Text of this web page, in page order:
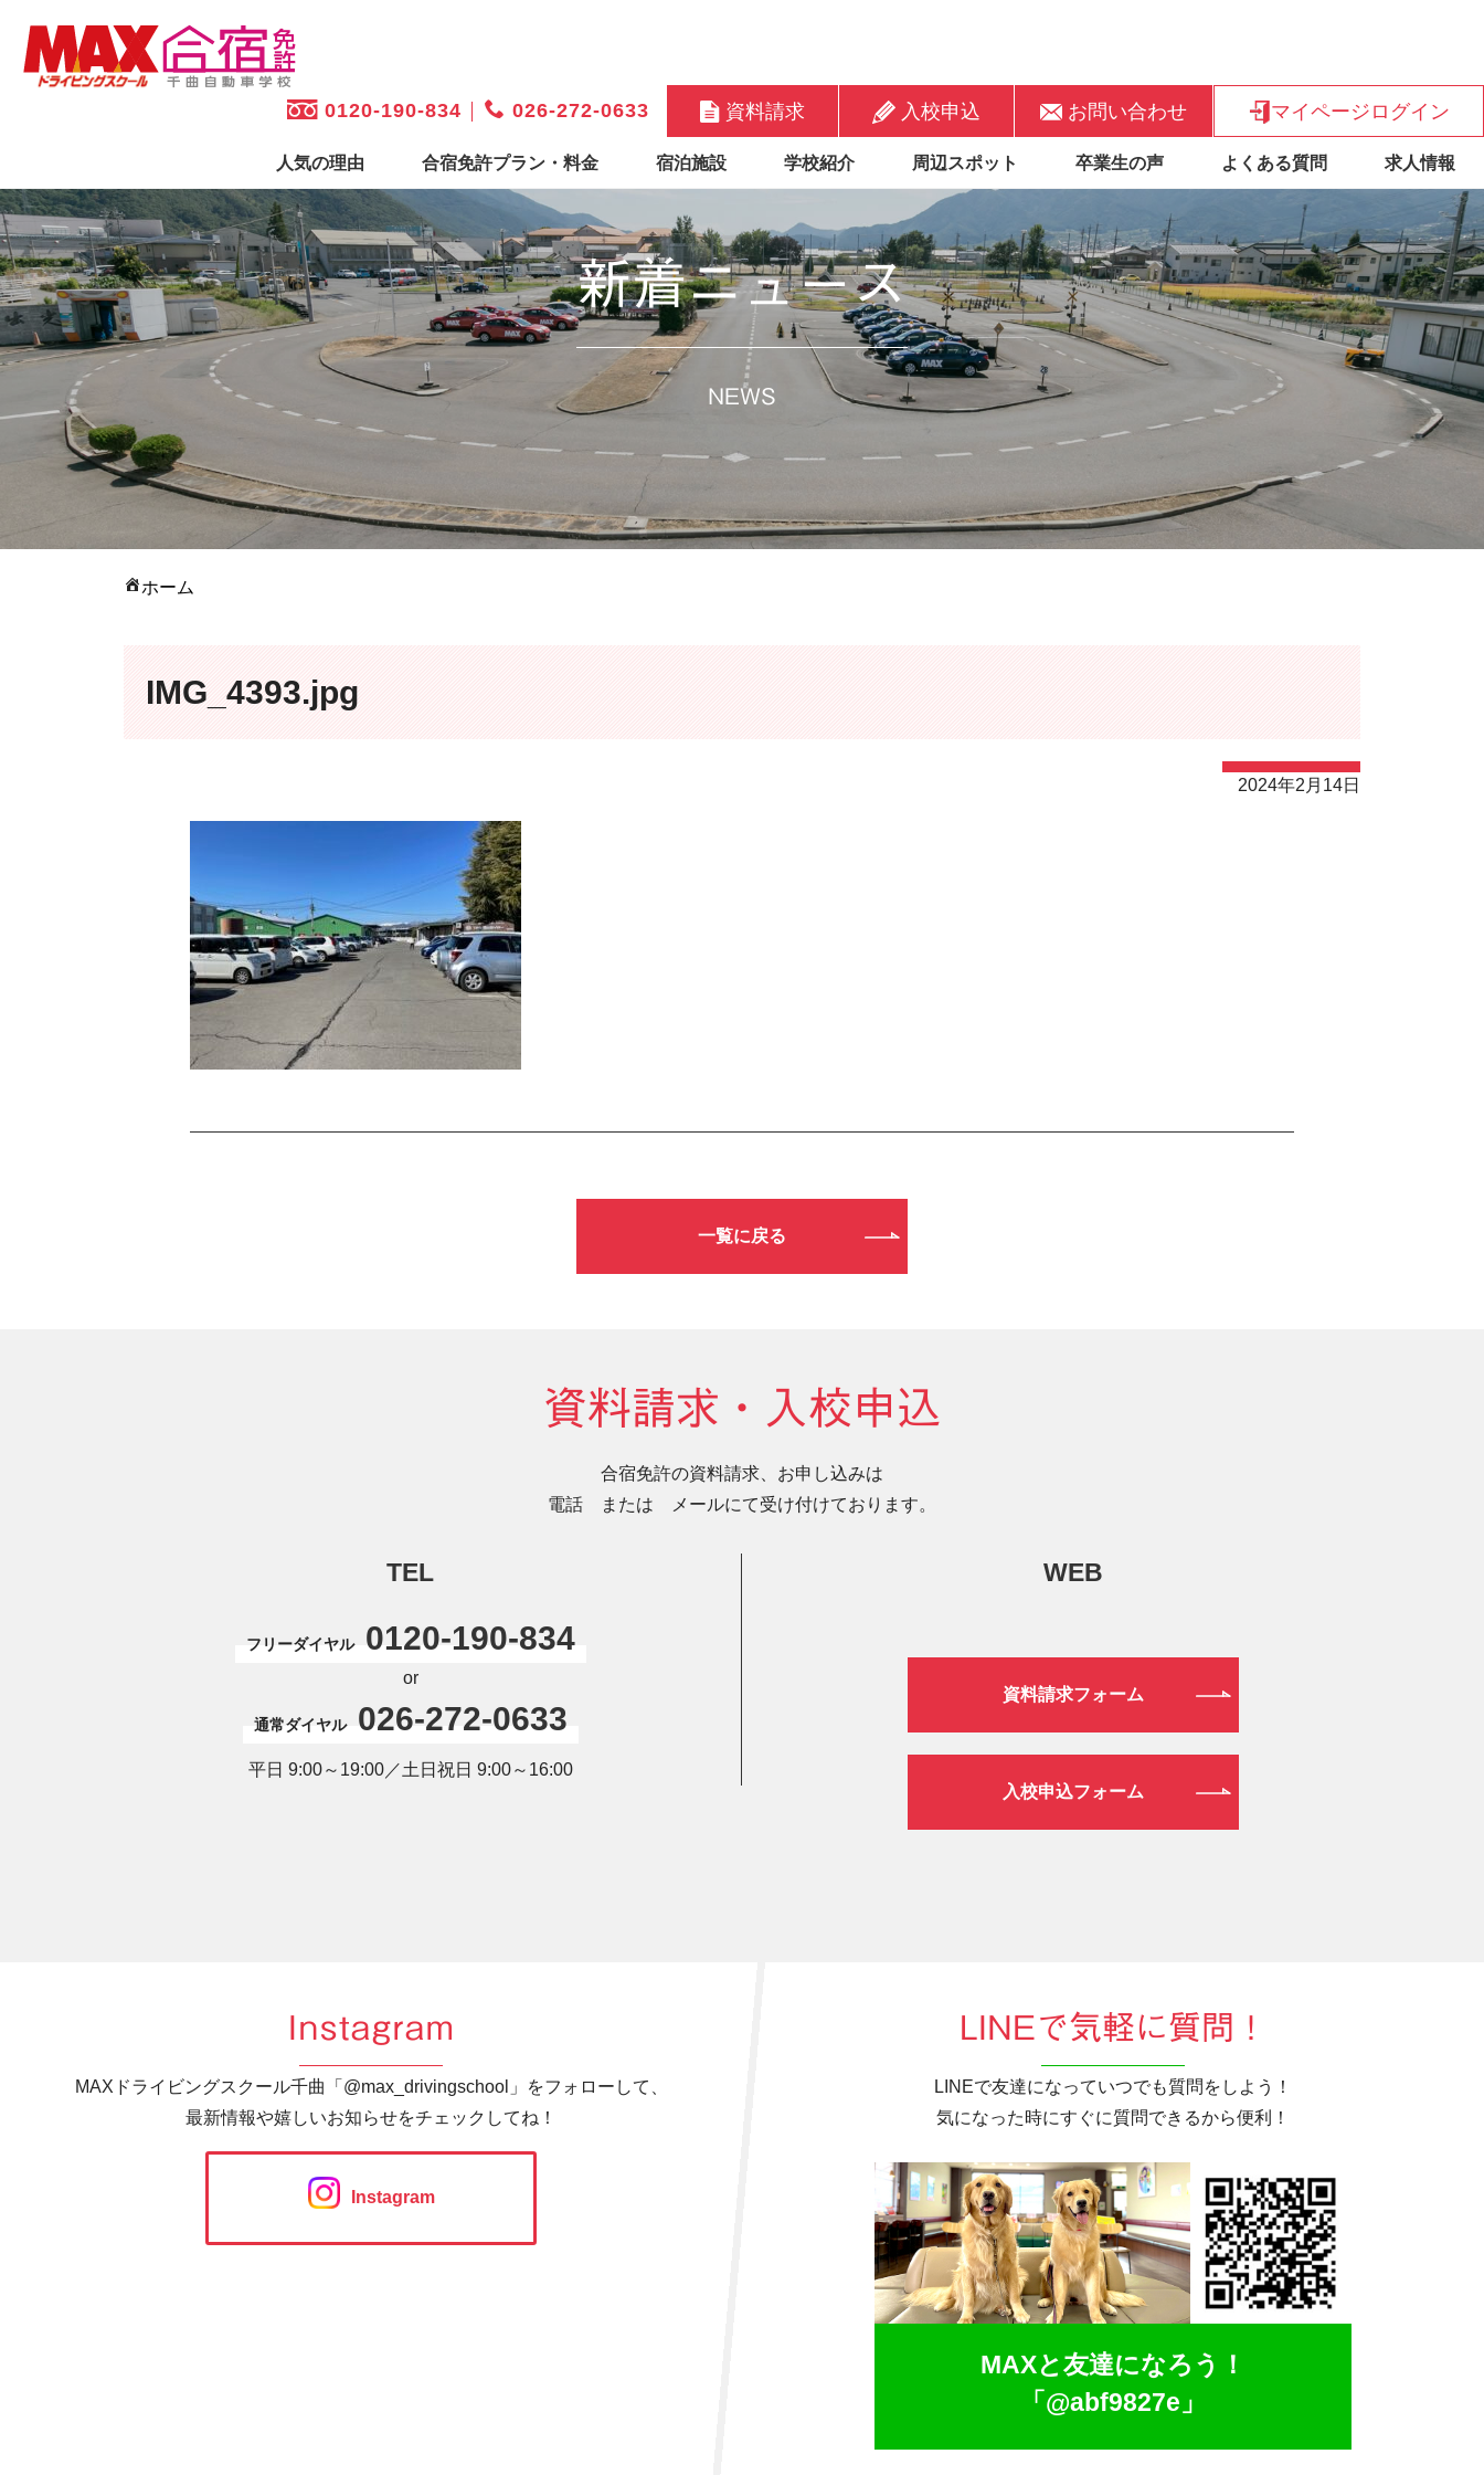
0120-190-834 026-272-0633 資料請求 入校申込 お問い合わせ マイページログイン
人気の理由 合宿免許プラン・料金 宿泊施設 学校紹介 周辺スポット 卒業生の声 よくある質問 求人情報
新着ニュース
NEWS
ホーム
IMG_4393.jpg
2024年2月14日
一覧に戻る
資料請求・入校申込
合宿免許の資料請求、お申し込みは
電話 または メールにて受け付けております。
TEL
フリーダイヤル 0120-190-834
or
通常ダイヤル 026-272-0633
平日 9:00～19:00／土日祝日 9:00～16:00
WEB
資料請求フォーム
入校申込フォーム
Instagram
MAXドライビングスクール千曲「@max_drivingschool」をフォローして、
最新情報や嬉しいお知らせをチェックしてね！
Instagram
LINEで気軽に質問！
LINEで友達になっていつでも質問をしよう！
気になった時にすぐに質問できるから便利！
MAXと友達になろう！
「@abf9827e」